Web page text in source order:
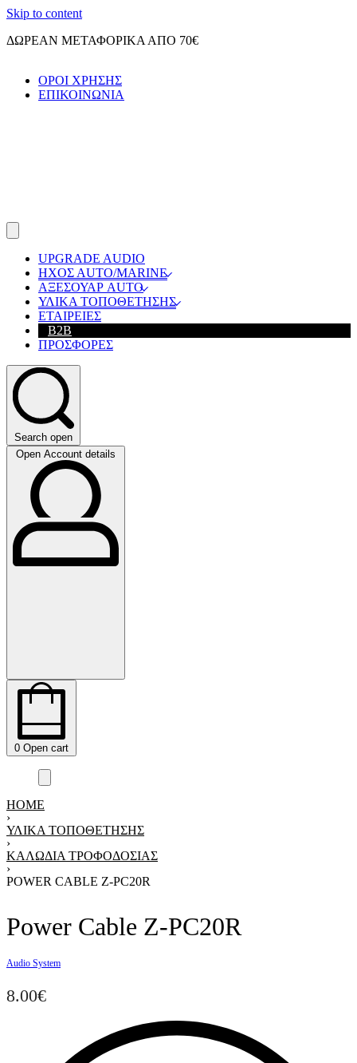
Skip to content
ΔΩΡΕΑΝ ΜΕΤΑΦΟΡΙΚΑ ΑΠΟ 70€
ΟΡΟΙ ΧΡΗΣΗΣ
ΕΠΙΚΟΙΝΩΝΙΑ
UPGRADE AUDIO
ΗΧΟΣ ΑUTO/MARINE
ΑΞΕΣΟΥΑΡ AUTO
ΥΛΙΚΑ ΤΟΠΟΘΕΤΗΣΗΣ
ΕΤΑΙΡΕΙΕΣ
B2B
ΠΡΟΣΦΟΡΕΣ
Search open
Open Account details
0 Open cart
HOME
›
ΥΛΙΚΑ ΤΟΠΟΘΕΤΗΣΗΣ
›
ΚΑΛΏΔΙΑ ΤΡΟΦΟΔΟΣΊΑΣ
›
POWER CABLE Z-PC20R
Power Cable Z-PC20R
Audio System
8.00€